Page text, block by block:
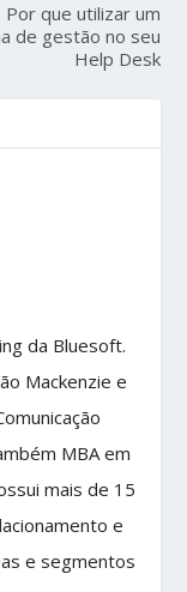
Por que utilizar um
de gestão no seu
Help Desk
da Bluesoft.
Mackenzie e
MBA em
mais de 15
e
e segmentos